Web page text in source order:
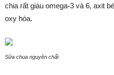
chia rất giàu omega-3 và 6, axit
oxy hóa.
Sữa chua nguyên chất